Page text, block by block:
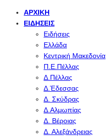
ΑΡΧΙΚΉ
ΕΙΔΉΣΕΙΣ
Ειδήσεις
Ελλάδα
Κεντρική Μακεδονία
Π.Ε.Πέλλας
Δ.Πέλλας
Δ.Έδεσσας
Δ. Σκύδρας
Δ.Αλμωπίας
Δ. Βέροιας
Δ. Αλεξάνδρειας